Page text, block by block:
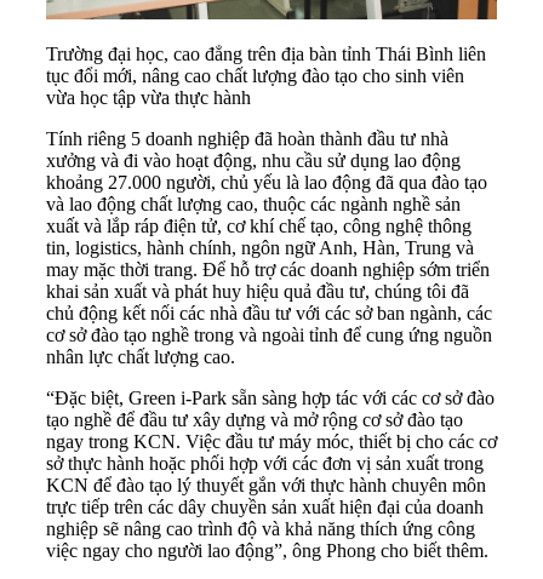
Trường đại học, cao đẳng trên địa bàn tỉnh Thái Bình liên
tục đổi mới, nâng cao chất lượng đào tạo cho sinh viên
vừa học tập vừa thực hành
Tính riêng 5 doanh nghiệp đã hoàn thành đầu tư nhà
xưởng và đi vào hoạt động, nhu cầu sử dụng lao động
khoảng 27.000 người, chủ yếu là lao động đã qua đào tạo
và lao động chất lượng cao, thuộc các ngành nghề sản
xuất và lắp ráp điện tử, cơ khí chế tạo, công nghệ thông
tin, logistics, hành chính, ngôn ngữ Anh, Hàn, Trung và
may mặc thời trang. Để hỗ trợ các doanh nghiệp sớm triển
khai sản xuất và phát huy hiệu quả đầu tư, chúng tôi đã
chủ động kết nối các nhà đầu tư với các sở ban ngành, các
cơ sở đào tạo nghề trong và ngoài tỉnh để cung ứng nguồn
nhân lực chất lượng cao.
“Đặc biệt, Green i-Park sẵn sàng hợp tác với các cơ sở đào
tạo nghề để đầu tư xây dựng và mở rộng cơ sở đào tạo
ngay trong KCN. Việc đầu tư máy móc, thiết bị cho các cơ
sở thực hành hoặc phối hợp với các đơn vị sản xuất trong
KCN để đào tạo lý thuyết gắn với thực hành chuyên môn
trực tiếp trên các dây chuyền sản xuất hiện đại của doanh
nghiệp sẽ nâng cao trình độ và khả năng thích ứng công
việc ngay cho người lao động”, ông Phong cho biết thêm.